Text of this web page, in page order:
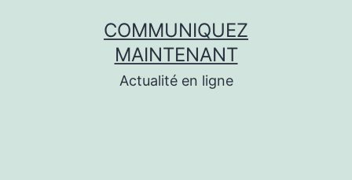
COMMUNIQUEZ
MAINTENANT
Actualité en ligne